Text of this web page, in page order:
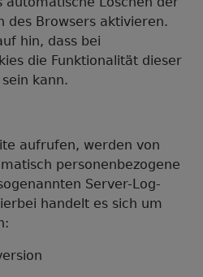
des Browsers aktivieren.
hin, dass bei
die Funktionalität dieser
kann.
aufrufen, werden von
personenbezogene
Server-Log-
handelt es sich um